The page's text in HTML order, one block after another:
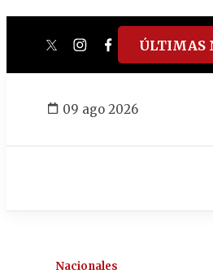
twitterinstagram
facebook
tiktok
ÚLTIMAS
09 ago 2026
Nacionales